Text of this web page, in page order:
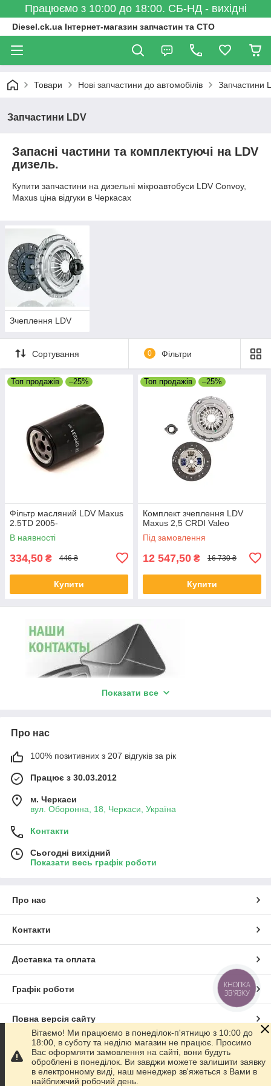
Працюємо з 10:00 до 18:00. СБ-НД - вихідні
Diesel.ck.ua Інтернет-магазин запчастин та СТО
Товари Нові запчастини до автомобілів Запчастини
Запчастини LDV
Запасні частини та комплектуючі на LDV
дизель.
Купити запчастини на дизельні мікроавтобуси LDV Convoy,
Maxus ціна відгуки в Черкасах
Зчеплення LDV
Сортування 0 Фільтри
Топ продажів –25%
Фільтр масляний LDV Maxus
2.5TD 2005-
В наявності
334,50 ₴ 446 ₴
Купити
Топ продажів –25%
Комплект зчеплення LDV
Maxus 2,5 CRDI Valeo
Під замовлення
12 547,50 ₴ 16 730 ₴
Купити
Показати все
Про нас
100% позитивних з 207 відгуків за рік
Працює з 30.03.2012
м. Черкаси
вул. Оборонна, 18, Черкаси, Україна
Контакти
Сьогодні вихідний
Показати весь графік роботи
Про нас
Контакти
Доставка та оплата
Графік роботи
Повна версія сайту
Сайт створено на маркетплейсіProm.ua
Політика конфіденційності
Вітаємо! Ми працюємо в понеділок-п'ятницю з 10:00 до
18:00, в суботу та неділю магазин не працює. Просимо
Вас оформляти замовлення на сайті, вони будуть
оброблені в понеділок. Ви завджи можете залишити заявку
в електронному виді, наш менеджер зв'яжеться з Вами в
найближчий робочий день.
КНОПКА
ЗВ'ЯЗКУ